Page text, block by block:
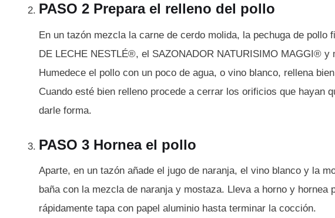
PASO 2 Prepara el relleno del pollo
En un tazón mezcla la carne de cerdo molida, la pechuga de pollo
DE LECHE NESTLÉ®, el SAZONADOR NATURISIMO MAGGI® y
Humedece el pollo con un poco de agua, o vino blanco, rellena
Cuando esté bien relleno procede a cerrar los orificios que hayan
darle forma.
PASO 3 Hornea el pollo
Aparte, en un tazón añade el jugo de naranja, el vino blanco y la
baña con la mezcla de naranja y mostaza. Lleva a horno y
rápidamente tapa con papel aluminio hasta terminar la cocción.